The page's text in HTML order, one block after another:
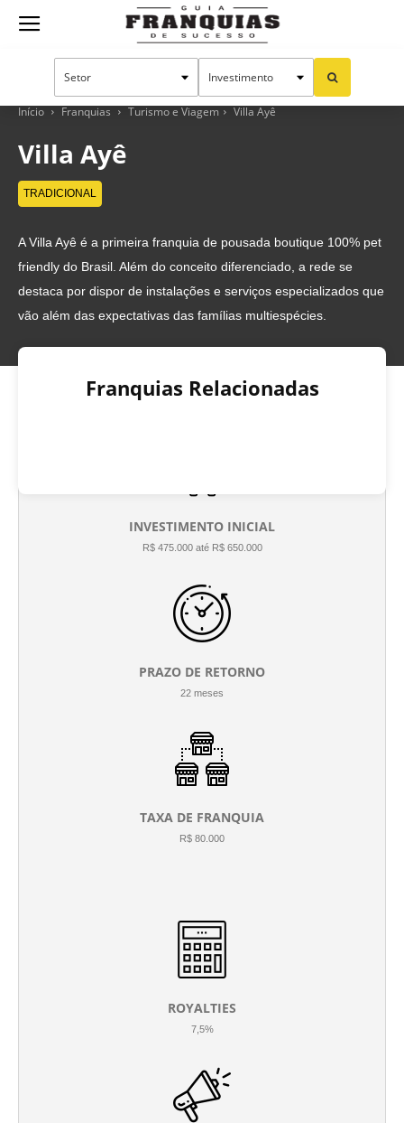
Guia
Franquias
Sucesso
Início Franquias Turismo e Viagem Villa Ayê
Villa Ayê
TRADICIONAL
A Villa Ayê é a primeira franquia de pousada boutique 100% pet
friendly do Brasil. Além do conceito diferenciado, a rede se
destaca por dispor de instalações e serviços especializados que
vão além das expectativas das famílias multiespécies.
Franquias Relacionadas
INVESTIMENTO INICIAL
R$ 475.000 até R$ 650.000
PRAZO DE RETORNO
22 meses
TAXA DE FRANQUIA
R$ 80.000
ROYALTIES
7,5%